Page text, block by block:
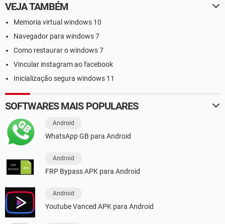
VEJA TAMBÉM
Memoria virtual windows 10
Navegador para windows 7
Como restaurar o windows 7
Vincular instagram ao facebook
Inicialização segura windows 11
SOFTWARES MAIS POPULARES
Android
WhatsApp GB para Android
Android
FRP Bypass APK para Android
Android
Youtube Vanced APK para Android